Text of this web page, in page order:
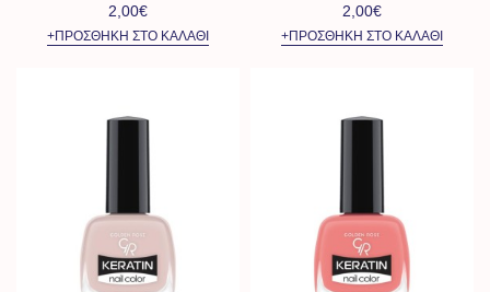
2,00€
+ΠΡΟΣΘΉΚΗ ΣΤΟ ΚΑΛΆΘΙ
2,00€
+ΠΡΟΣΘΉΚΗ ΣΤΟ ΚΑΛΆΘΙ